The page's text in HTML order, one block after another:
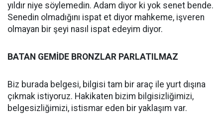
yıldır niye söylemedin. Adam diyor ki yok senet bende.
Senedin olmadığını ispat et diyor mahkeme, işveren
olmayan bir şeyi nasıl ispat edeyim diyor.
BATAN GEMİDE BRONZLAR PARLATILMAZ
Biz burada belgesi, bilgisi tam bir araç ile yurt dışına
çıkmak istiyoruz. Hakikaten bizim bilgisizliğimizi,
belgesizliğimizi, istismar eden bir yaklaşım var.